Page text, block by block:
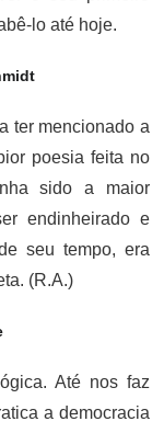
lo até hoje.
ter mencionado a
poesia feita no
sido a maior
endinheirado e
seu tempo, era
(R.A.)
Até nos faz
a democracia